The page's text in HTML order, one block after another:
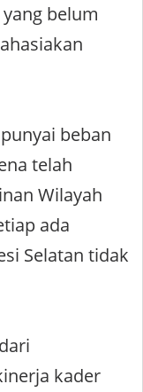
belum
beban
telah
Wilayah
ada
Selatan tidak
kader